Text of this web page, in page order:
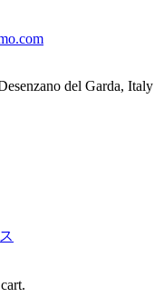
del Garda, Italy